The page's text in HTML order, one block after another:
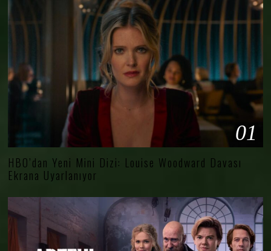
01
HBO’dan Yeni Mini Dizi: Louise Woodward Davası
Ekrana Uyarlanıyor